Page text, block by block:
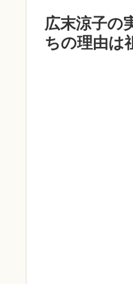
広末涼子の
ちの理由は